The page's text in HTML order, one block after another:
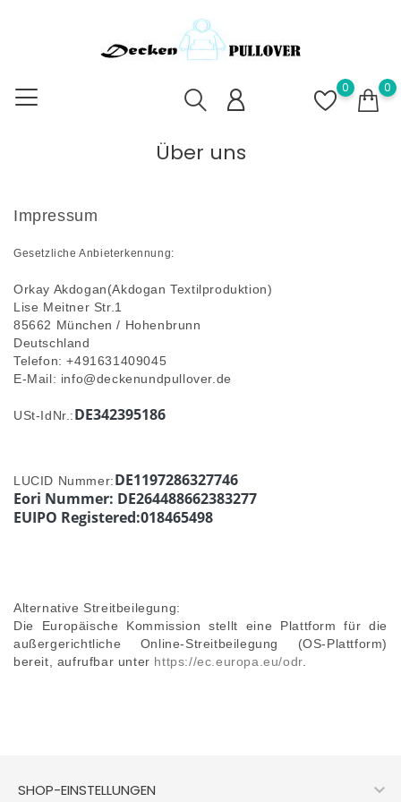
0
0
Über uns
Impressum
Gesetzliche Anbieterkennung:
Orkay Akdogan(Akdogan Textilproduktion)
Lise Meitner Str.1
85662 München / Hohenbrunn
Deutschland
Telefon: +491631409045
E-Mail: info@deckenundpullover.de
USt-IdNr.:DE342395186
LUCID Nummer:DE1197286327746
Eori Nummer: DE264488662383277
EUIPO Registered:018465498
Alternative Streitbeilegung:
Die Europäische Kommission stellt eine Plattform für die
außergerichtliche Online-Streitbeilegung (OS-Plattform)
bereit, aufrufbar unter https://ec.europa.eu/odr.
SHOP-EINSTELLUNGEN 